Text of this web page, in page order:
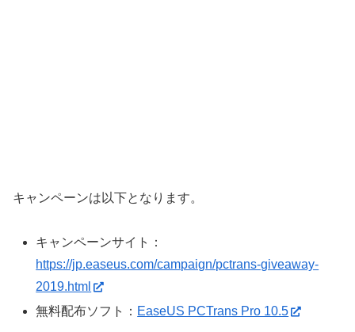
キャンペーンは以下となります。
キャンペーンサイト：
https://jp.easeus.com/campaign/pctrans-giveaway-
2019.html
無料配布ソフト： EaseUS PCTrans Pro 10.5